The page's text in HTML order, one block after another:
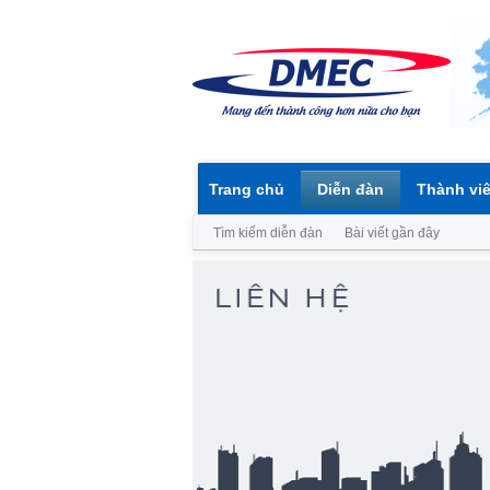
Trang chủ Diễn đàn
Tìm kiếm diễn đàn Bài viết gần đây
Thành